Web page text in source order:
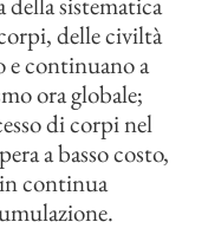
delle civiltà
continuano a
ora globale;
di corpi nel
a basso costo,
continua